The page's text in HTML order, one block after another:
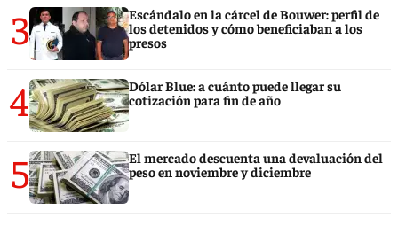
3
Escándalo en la cárcel de Bouwer: perfil de
los detenidos y cómo beneficiaban a los
presos
4
Dólar Blue: a cuánto puede llegar su
cotización para fin de año
5
El mercado descuenta una devaluación del
peso en noviembre y diciembre